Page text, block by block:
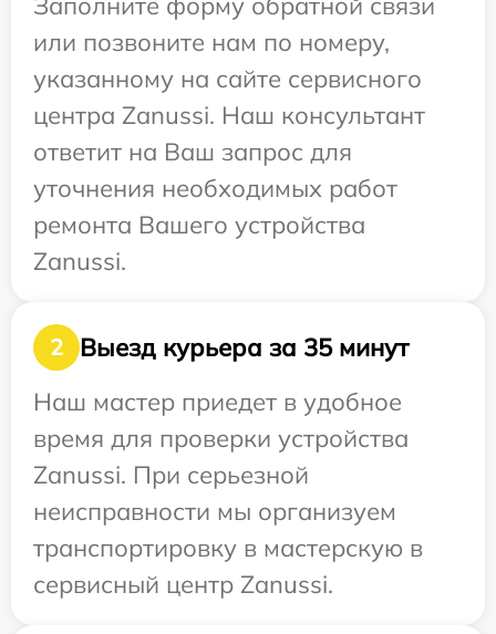
или позвоните нам по номеру,
указанному на сайте сервисного
центра Zanussi. Наш консультант
ответит на Ваш запрос для
уточнения необходимых работ
ремонта Вашего устройства
Zanussi.
2
Выезд курьера за 35 минут
Наш мастер приедет в удобное
время для проверки устройства
Zanussi. При серьезной
неисправности мы организуем
транспортировку в мастерскую в
сервисный центр Zanussi.